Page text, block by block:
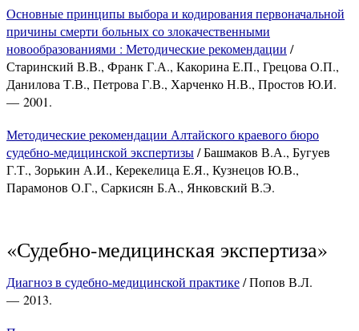
Основные принципы выбора и кодирования первоначальной
причины смерти больных со злокачественными
новообразованиями : Методические рекомендации /
Старинский В.В., Франк Г.А., Какорина Е.П., Грецова О.П.,
Данилова Т.В., Петрова Г.В., Харченко Н.В., Простов Ю.И.
— 2001.
Методические рекомендации Алтайского краевого бюро
судебно-медицинской экспертизы/ Башмаков В.А., Бугуев
Г.Т., Зорькин А.И., Керекелица Е.Я., Кузнецов Ю.В.,
Парамонов О.Г., Саркисян Б.А., Янковский В.Э.
«Судебно-медицинская экспертиза»
Диагноз в судебно-медицинской практике/ Попов В.Л.
— 2013.